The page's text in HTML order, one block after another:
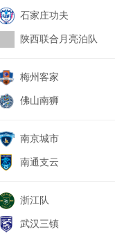
石家庄功夫
陕西联合月亮泊队
梅州客家
佛山南狮
南京城市
南通支云
浙江队
武汉三镇